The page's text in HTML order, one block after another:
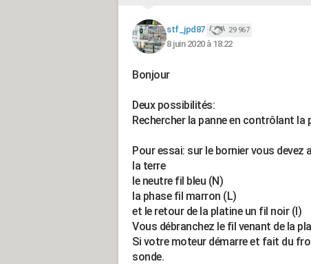
stf_jpd87 29 967
8 juin 2020 à 18:22
Bonjour
Deux possibilités:
Rechercher la panne en contrôlant
Pour essai: sur le bornier vous devez
la terre
le neutre fil bleu (N)
la phase fil marron (L)
et le retour de la platine un fil noir (I)
Vous débranchez le fil venant de la
Si votre moteur démarre et fait du
sonde.